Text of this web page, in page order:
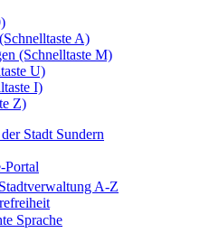
A)
(Schnelltaste M)
U)
I)
Z)
Portal
Stadtverwaltung A-Z
Sprache